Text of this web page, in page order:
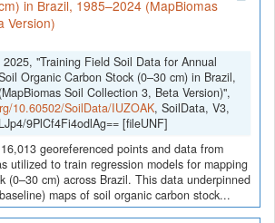
in Brazil, 1985–2024 (MapBiomas
Version)
2025, "Training Field Soil Data for Annual
Organic Carbon Stock (0–30 cm) in Brazil,
Soil Collection 3, Beta Version)",
10.60502/SoilData/IUZOAK, SoilData, V3,
9PlCf4Fi4odlAg== [fileUNF]
georeferenced points and data from
utilized to train regression models for mapping
(0–30 cm) across Brazil. This data underpinned
maps of soil organic carbon stock...